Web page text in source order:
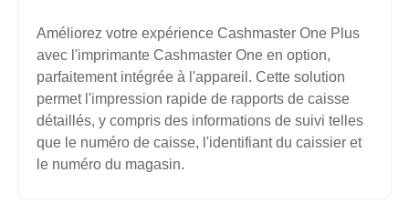
Améliorez votre expérience Cashmaster One Plus
avec l'imprimante Cashmaster One en option,
parfaitement intégrée à l'appareil. Cette solution
permet l'impression rapide de rapports de caisse
détaillés, y compris des informations de suivi telles
que le numéro de caisse, l'identifiant du caissier et
le numéro du magasin.